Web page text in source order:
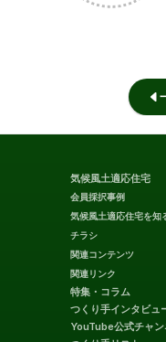
特集・コラム
つくり手インタビュ
YouTube公式チャン
気候風土適応住宅
会員採択事例
気候風土適応住宅を知
チラシ
関連コンテンツ
関連リンク